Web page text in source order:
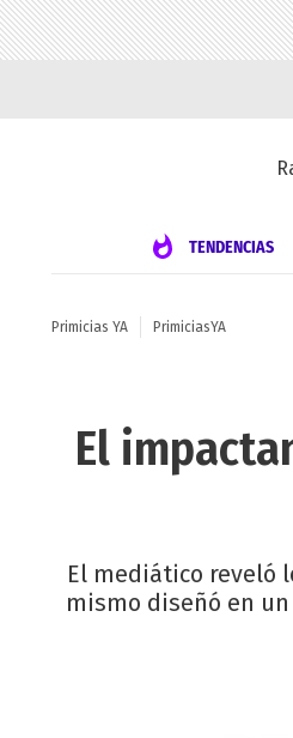
TENDENCIAS
Primicias YA PrimiciasYA
El
El mediático reveló
mismo diseñó en